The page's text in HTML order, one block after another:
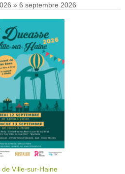
» 6 septembre 2026
de Ville-sur-Haine